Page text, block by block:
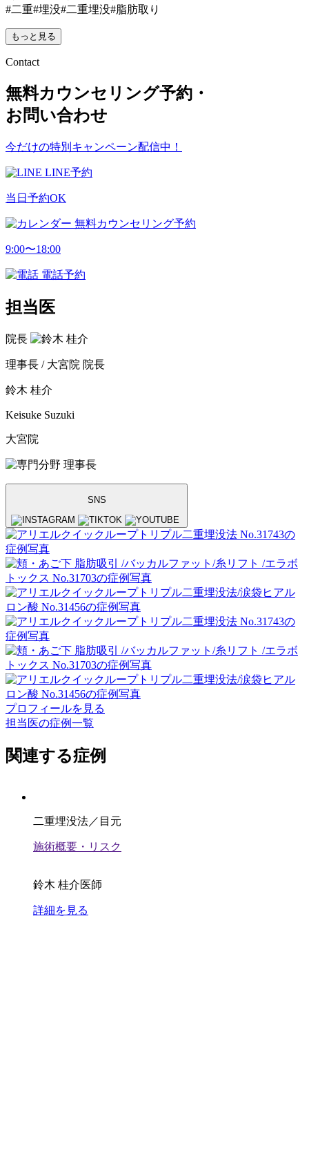
#二重#埋没#二重埋没#脂肪取り
もっと見る
Contact
無料カウンセリング予約・
お問い合わせ
今だけの特別キャンペーン配信中！
LINE予約
当日予約OK
無料カウンセリング予約
9:00〜18:00
電話予約
担当医
院長
理事長 / 大宮院 院長
鈴木 桂介
Keisuke Suzuki
大宮院
理事長
SNS
プロフィールを見る
担当医の症例一覧
関連する症例
二重埋没法／目元
施術概要・リスク
鈴木 桂介医師
詳細を見る